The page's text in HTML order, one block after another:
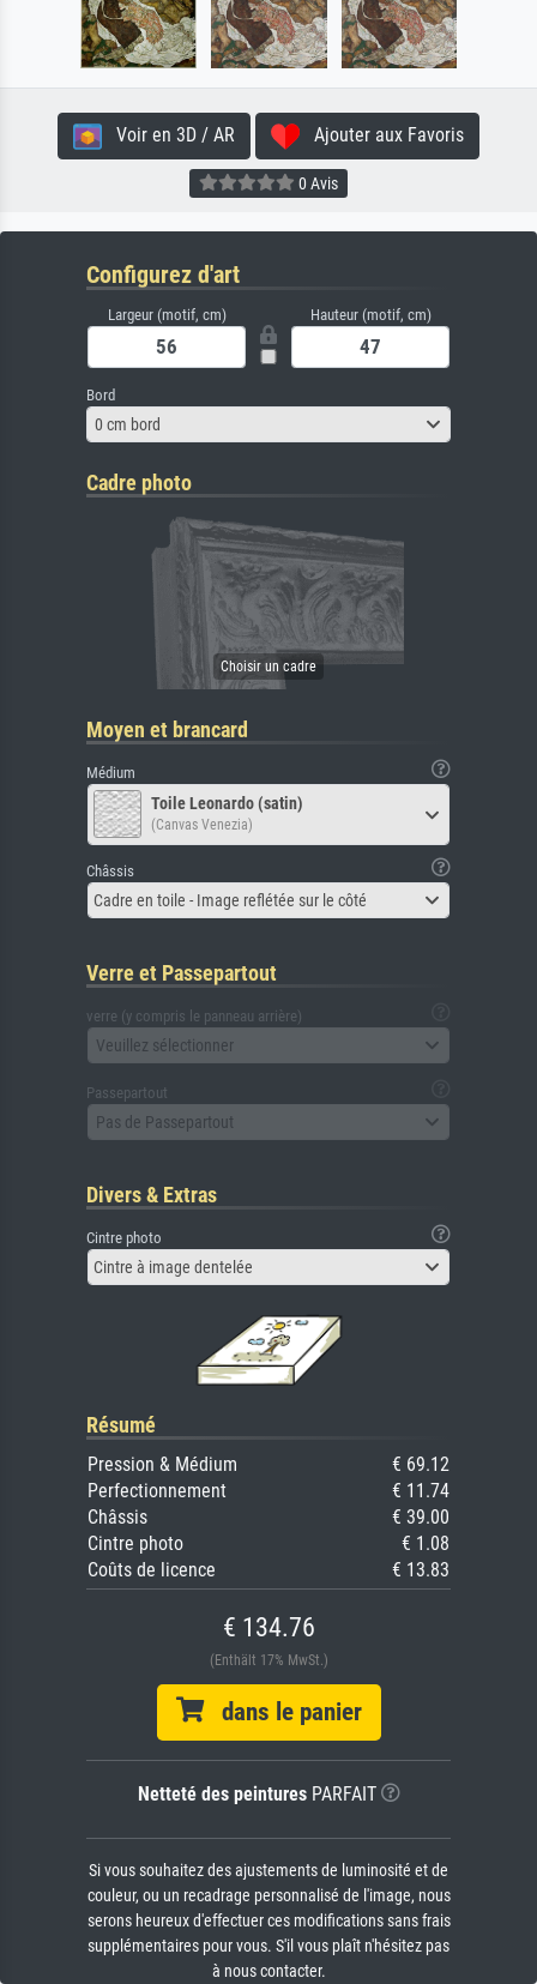
Voir en 3D / AR Ajouter aux Favoris
0 Avis
Configurez d'art
Largeur (motif, cm) Hauteur (motif, cm)
Bord
0 cm bord
Cadre photo
Moyen et brancard
Médium
Toile Leonardo (satin)
(Canvas Venezia)
Châssis
Cadre en toile - Image reflétée sur le côté
Verre et Passepartout
verre (y compris le panneau arrière)
Veuillez sélectionner
Passepartout
Pas de Passepartout
Divers & Extras
Cintre photo
Cintre à image dentelée
Résumé
Pression & Médium
€ 69.12
Perfectionnement
€ 11.74
Châssis
€ 39.00
Cintre photo
€ 1.08
Coûts de licence
€ 13.83
€ 134.76
(Enthält 17% MwSt.)
dans le panier
Netteté des peinturesPARFAIT
Si vous souhaitez des ajustements de luminosité et de
couleur, ou un recadrage personnalisé de l'image, nous
serons heureux d'effectuer ces modifications sans frais
supplémentaires pour vous. S'il vous plaît n'hésitez pas
à nous contacter.